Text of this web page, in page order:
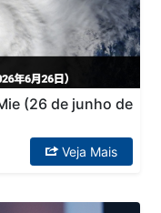
(26 de junho de
Veja Mais